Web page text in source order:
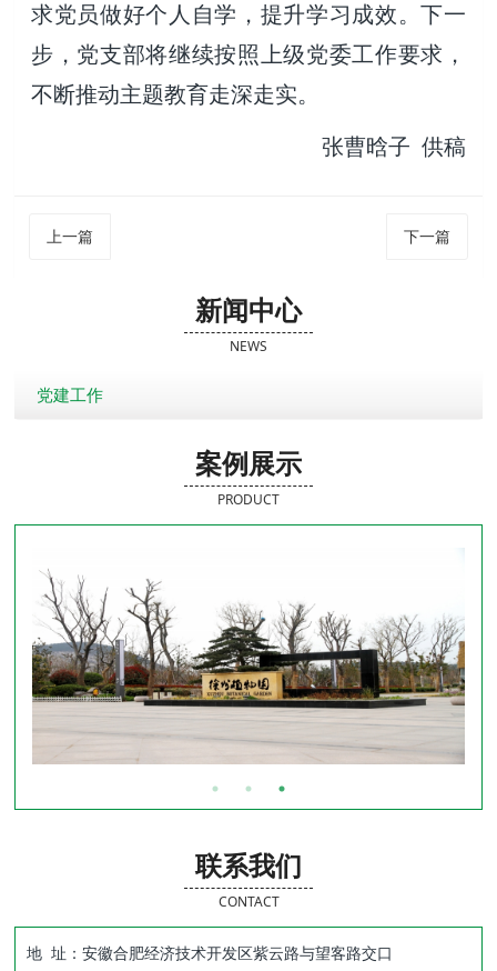
求党员做好个人自学，提升学习成效。下一
步，党支部将继续按照上级党委工作要求，
不断推动主题教育走深走实。
张曹晗子 供稿
上一篇 下一篇
新闻中心
NEWS
党建工作
案例展示
PRODUCT
联系我们
CONTACT
地 址：安徽合肥经济技术开发区紫云路与望客路交口